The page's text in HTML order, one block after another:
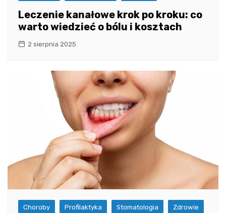
Leczenie kanałowe krok po kroku: co
warto wiedzieć o bólu i kosztach
2 sierpnia 2025
Choroby Profilaktyka Stomatologia Zdrowie